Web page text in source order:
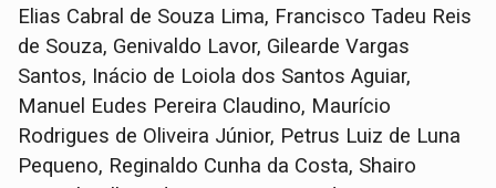
Elias Cabral de Souza Lima, Francisco Tadeu Reis
de Souza, Genivaldo Lavor, Gilearde Vargas
Santos, Inácio de Loiola dos Santos Aguiar,
Manuel Eudes Pereira Claudino, Maurício
Rodrigues de Oliveira Júnior, Petrus Luiz de Luna
Pequeno, Reginaldo Cunha da Costa, Shairo